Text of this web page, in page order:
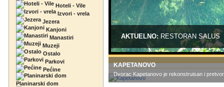
Hoteli - Vile
Izvori - vrela
Jezera
Kanjoni
Manastiri
Muzeji
Ostalo
Parkovi
Pećine
Planinarski dom
AKTUELNO:RESTORAN SALUS
KAPETANOVO
Dvorac Kapetanovo je rekonstruisan i